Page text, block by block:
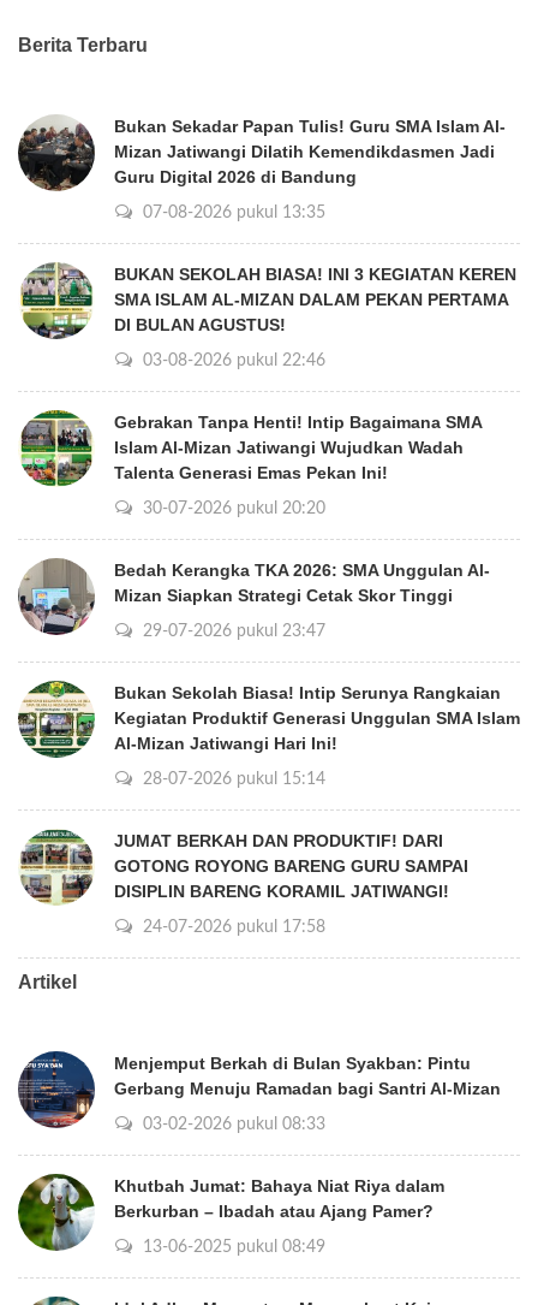
Berita Terbaru
Bukan Sekadar Papan Tulis! Guru SMA Islam Al-
Mizan Jatiwangi Dilatih Kemendikdasmen Jadi
Guru Digital 2026 di Bandung
07-08-2026 pukul 13:35
BUKAN SEKOLAH BIASA! INI 3 KEGIATAN KEREN
SMA ISLAM AL-MIZAN DALAM PEKAN PERTAMA
DI BULAN AGUSTUS!
03-08-2026 pukul 22:46
Gebrakan Tanpa Henti! Intip Bagaimana SMA
Islam Al-Mizan Jatiwangi Wujudkan Wadah
Talenta Generasi Emas Pekan Ini!
30-07-2026 pukul 20:20
Bedah Kerangka TKA 2026: SMA Unggulan Al-
Mizan Siapkan Strategi Cetak Skor Tinggi
29-07-2026 pukul 23:47
Bukan Sekolah Biasa! Intip Serunya Rangkaian
Kegiatan Produktif Generasi Unggulan SMA Islam
Al-Mizan Jatiwangi Hari Ini!
28-07-2026 pukul 15:14
JUMAT BERKAH DAN PRODUKTIF! DARI
GOTONG ROYONG BARENG GURU SAMPAI
DISIPLIN BARENG KORAMIL JATIWANGI!
24-07-2026 pukul 17:58
Artikel
Menjemput Berkah di Bulan Syakban: Pintu
Gerbang Menuju Ramadan bagi Santri Al-Mizan
03-02-2026 pukul 08:33
Khutbah Jumat: Bahaya Niat Riya dalam
Berkurban – Ibadah atau Ajang Pamer?
13-06-2025 pukul 08:49